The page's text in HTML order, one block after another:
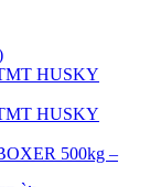
HUSKY
HUSKY
500kg –